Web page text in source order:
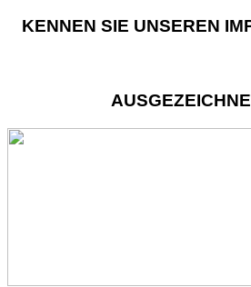
KENNEN SIE UNSEREN